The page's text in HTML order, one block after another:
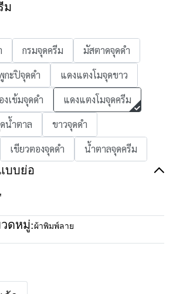
ม
กรมจุดครีม
มัสตาดจุดดำ
ะปิจุดดำ
แดงแตงโมจุดขาว
งเข้มจุดดำ
แดงแตงโมจุดครีม
น้ำตาล
ขาวจุดดำ
เขียวตองจุดดำ น้ำตาลจุดครีม
บบย่อ
ดหมู่: ผ้าพิมพ์ลาย